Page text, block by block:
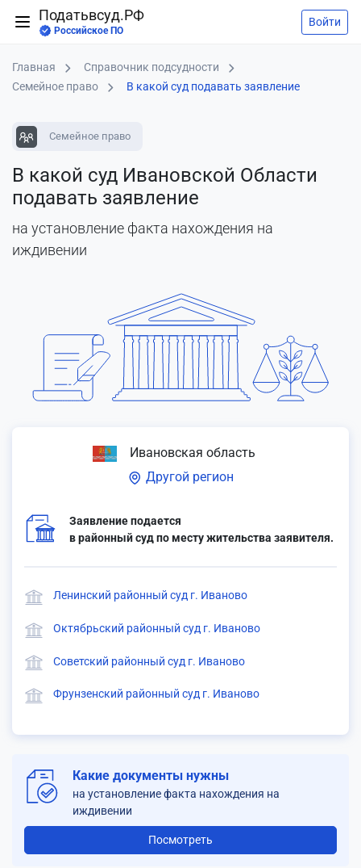
Податьвсуд.РФ
Российское ПО
Войти
Главная
Справочник подсудности
Семейное право
В какой суд подавать заявление
Семейное право
В какой суд Ивановской Области
подавать заявление
на установление факта нахождения на
иждивении
Ивановская область
Другой регион
Заявление подается
в районный суд по месту жительства заявителя.
Ленинский районный суд г. Иваново
Октябрьский районный суд г. Иваново
Советский районный суд г. Иваново
Фрунзенский районный суд г. Иваново
Какие документы нужны
на установление факта нахождения на
иждивении
Посмотреть